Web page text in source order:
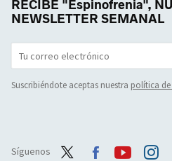
RECIBE "Espinofrenia",
NEWSLETTER SEMANAL
Suscribiéndote aceptas nuestra política
Síguenos